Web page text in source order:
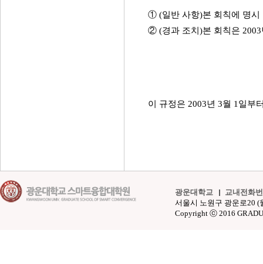
① (일반 사항)본 회칙에 명시
② (경과 조치)본 회칙은
이 규정은 2003년 3월 1일부
광운대학교
교내전화
서울시 노원구 광운로20 (
Copyright ⓒ 2016